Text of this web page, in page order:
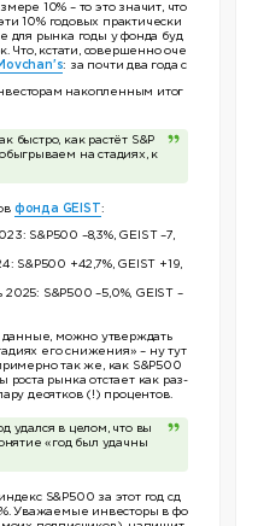
10% – то это значит, что
10% годовых практически
для рынка годы у фонда буд
Что, кстати, совершенно оче
: за почти два года с
накопленным итог
быстро, как растёт S&P
на стадиях, к
фонда GEIST :
S&P500 –8,3%, GEIST –7,
S&P500 +42,7%, GEIST +19,
S&P500 –5,0%, GEIST –
данные, можно утверждать
его снижения» – ну тут
так же, как S&P500
роста рынка отстает как раз-
десятков (!) процентов.
удался в целом, что вы
«год был удачны
S&P500 за этот год сд
Уважаемые инвесторы в фо